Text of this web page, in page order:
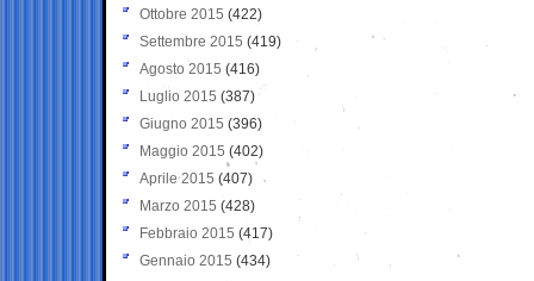
Ottobre 2015 (422)
Settembre 2015 (419)
Agosto 2015 (416)
Luglio 2015 (387)
Giugno 2015 (396)
Maggio 2015 (402)
Aprile 2015 (407)
Marzo 2015 (428)
Febbraio 2015 (417)
Gennaio 2015 (434)